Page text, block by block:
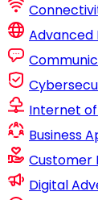
Advanced
Internet
Business
Customer
Digital